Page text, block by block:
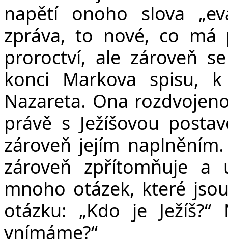
napětí onoho slova
zpráva, to nové, co má
proroctví, ale zároveň
konci Markova spisu,
Nazareta. Ona
právě s Ježíšovou
zároveň jejím
zároveň zpřítomňuje a
mnoho otázek, které
otázku: „Kdo je
vnímáme?“